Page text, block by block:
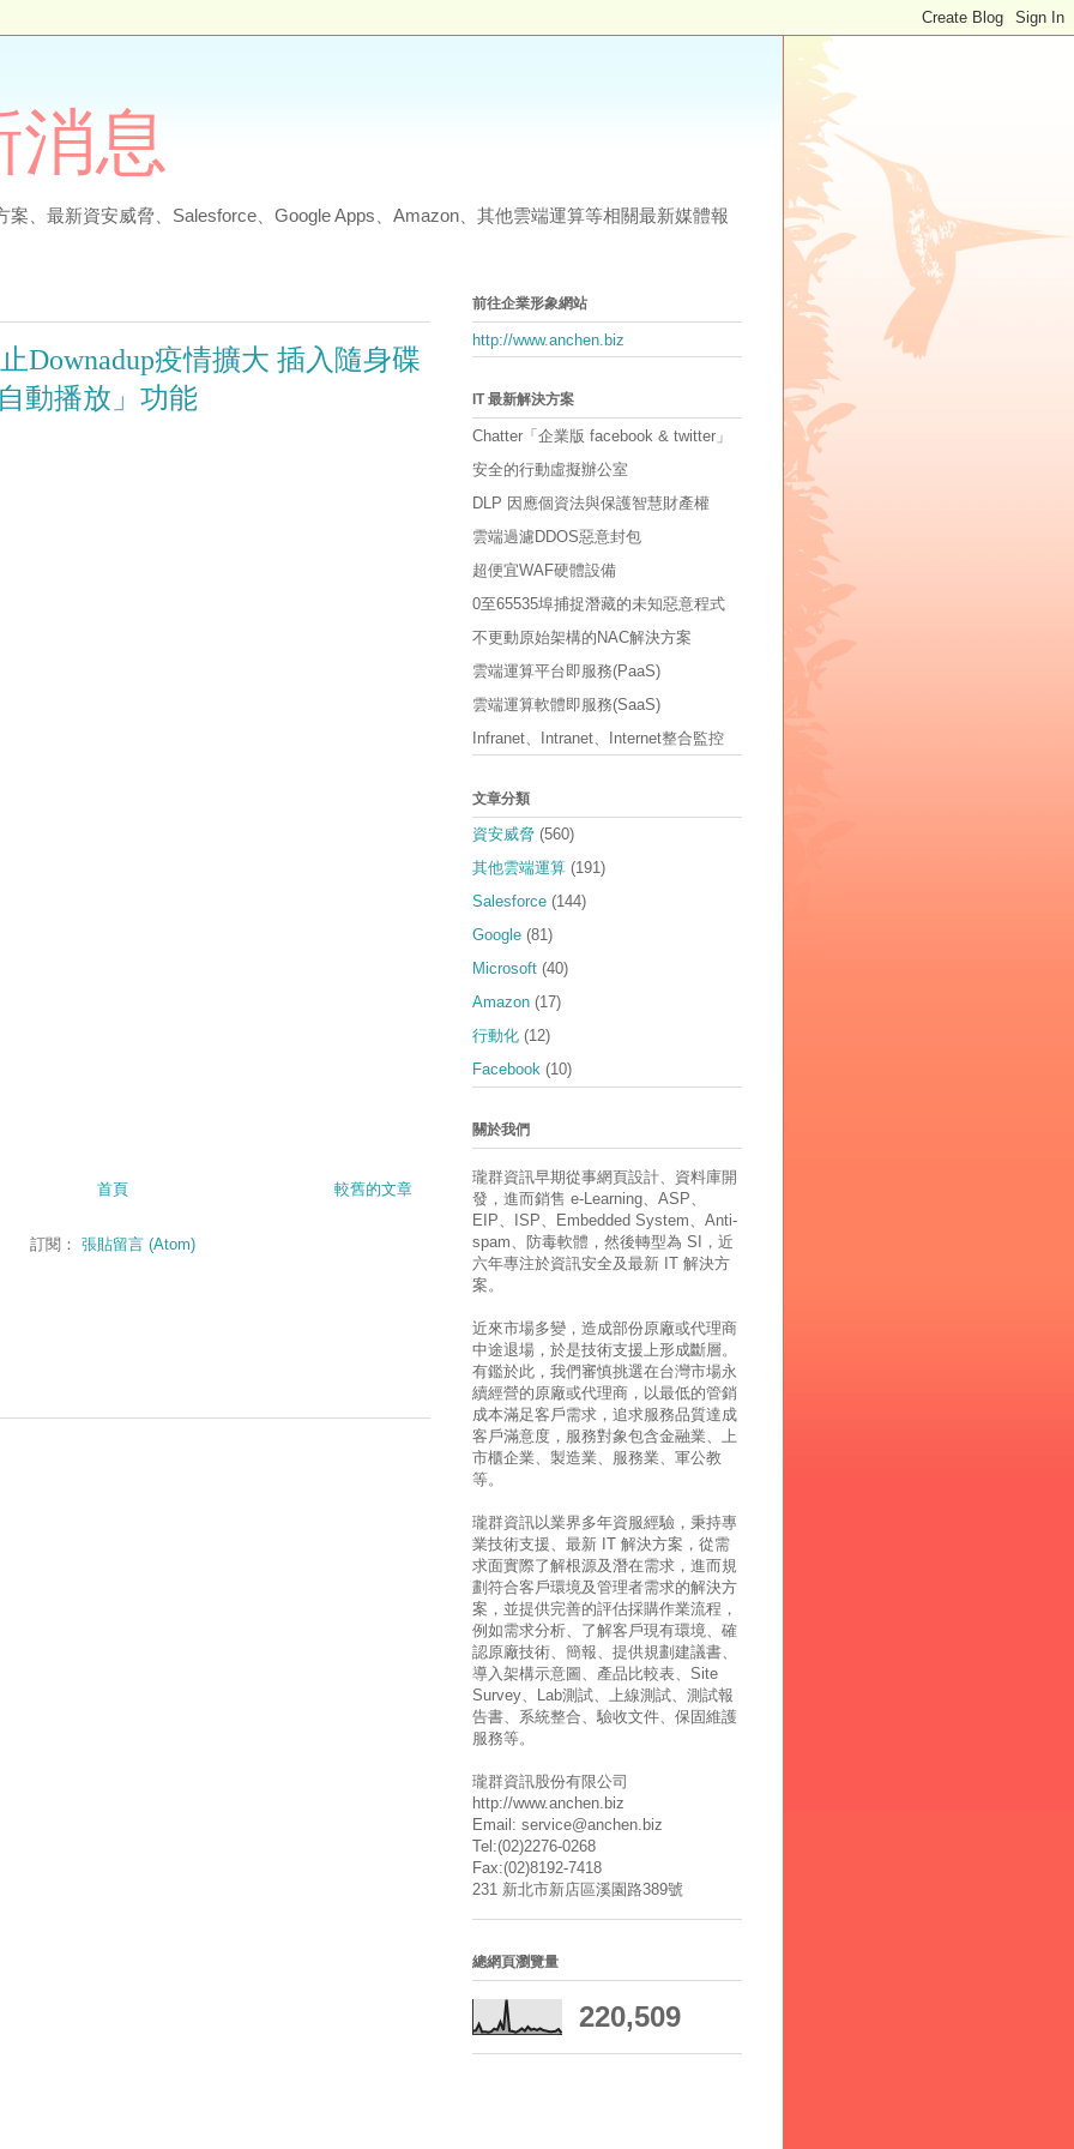
消息
案、最新資安威脅、Salesforce、Google Apps、Amazon、其他雲端運算等相關最新媒體報
Downadup疫情擴大 插入隨身碟
動播放」功能
較舊的文章
首頁
訂閱： 張貼留言 (Atom)
前往企業形象網站
http://www.anchen.biz
IT 最新解決方案
Chatter「企業版 facebook & twitter」
安全的行動虛擬辦公室
DLP 因應個資法與保護智慧財產權
雲端過濾DDOS惡意封包
超便宜WAF硬體設備
0至65535埠捕捉潛藏的未知惡意程式
不更動原始架構的NAC解決方案
雲端運算平台即服務(PaaS)
雲端運算軟體即服務(SaaS)
Infranet、Intranet、Internet整合監控
文章分類
資安威脅 (560)
其他雲端運算 (191)
Salesforce (144)
Google (81)
Microsoft (40)
Amazon (17)
行動化 (12)
Facebook (10)
關於我們
瓏群資訊早期從事網頁設計、資料庫開
發，進而銷售 e-Learning、ASP、
EIP、ISP、Embedded System、Anti-
spam、防毒軟體，然後轉型為 SI，近
六年專注於資訊安全及最新 IT 解決方
案。
近來市場多變，造成部份原廠或代理商
中途退場，於是技術支援上形成斷層。
有鑑於此，我們審慎挑選在台灣市場永
續經營的原廠或代理商，以最低的管銷
成本滿足客戶需求，追求服務品質達成
客戶滿意度，服務對象包含金融業、上
市櫃企業、製造業、服務業、軍公教
等。
瓏群資訊以業界多年資服經驗，秉持專
業技術支援、最新 IT 解決方案，從需
求面實際了解根源及潛在需求，進而規
劃符合客戶環境及管理者需求的解決方
案，並提供完善的評估採購作業流程，
例如需求分析、了解客戶現有環境、確
認原廠技術、簡報、提供規劃建議書、
導入架構示意圖、產品比較表、Site
Survey、Lab測試、上線測試、測試報
告書、系統整合、驗收文件、保固維護
服務等。
瓏群資訊股份有限公司
http://www.anchen.biz
Email: service@anchen.biz
Tel:(02)2276-0268
Fax:(02)8192-7418
231 新北市新店區溪園路389號
總網頁瀏覽量
220,509